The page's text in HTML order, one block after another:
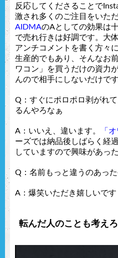
反応してくださることで
激され多くのご注目をいた
AIDMAのAとしての効果は
で売れ行きは好調です。大
アンチコメントを書く方々
生産的でもあり、そんなお
ワコン」を買うだけの資力
んので相手にしないだけで
Q：すぐにポロポロ剥がれ
るんやろなぁ
A：いいえ、違います。 「
ーズでは納品後しばらく経
していますので興味があっ
Q：名前もっと違うのあっ
A：爆笑いただき嬉しいです
転んだ人のことも考えろ